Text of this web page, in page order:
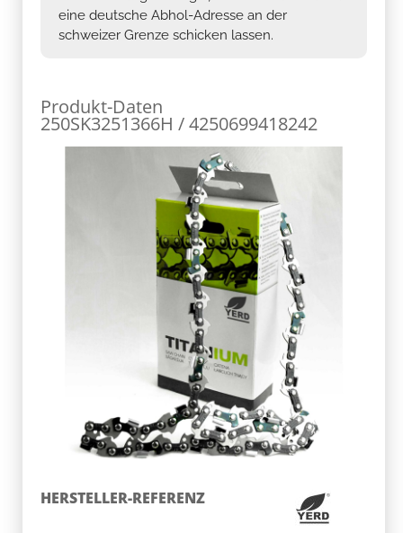
eine deutsche Abhol-Adresse an der
schweizer Grenze schicken lassen.
Produkt-Daten
250SK3251366H / 4250699418242
HERSTELLER-REFERENZ